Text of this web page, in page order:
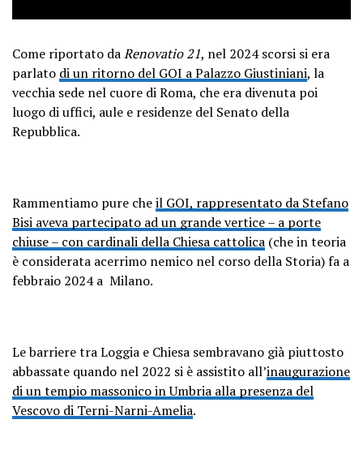
Come riportato daRenovatio 21, nel 2024 scorsi si era
parlato di un ritorno del GOI a Palazzo Giustiniani, la
vecchia sede nel cuore di Roma, che era divenuta poi
luogo di uffici, aule e residenze del Senato della
Repubblica.
Rammentiamo pure cheil GOI, rappresentato da Stefano
Bisi aveva partecipato ad un grande vertice – a porte
chiuse – con cardinali della Chiesa cattolica (che in teoria
è considerata acerrimo nemico nel corso della Storia) fa a
febbraio 2024 a Milano.
Le barriere tra Loggia e Chiesa sembravano già piuttosto
abbassate quando nel 2022 si è assistito all’inaugurazione
di un tempio massonico in Umbria alla presenza del
Vescovo di Terni-Narni-Amelia.